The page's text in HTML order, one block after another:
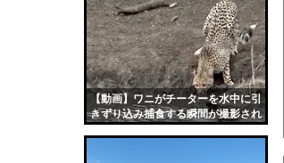
【動画】ワニがチーターを水中に引
きずり込み捕食する瞬間が撮影され